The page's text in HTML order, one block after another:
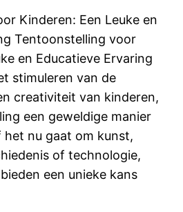
Kinderen: Een Leuke en
Tentoonstelling voor
en Educatieve Ervaring
stimuleren van de
creativiteit van kinderen,
een geweldige manier
nu gaat om kunst,
of technologie,
een unieke kans